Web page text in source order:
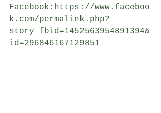
Facebook:https://www.faceboo
k.com/permalink.php?
story_fbid=1452563954891394&
id=296846167129851